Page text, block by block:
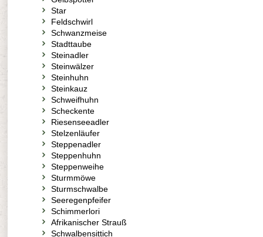
Star
Feldschwirl
Schwanzmeise
Stadttaube
Steinadler
Steinwälzer
Steinhuhn
Steinkauz
Schweifhuhn
Scheckente
Riesenseeadler
Stelzenläufer
Steppenadler
Steppenhuhn
Steppenweihe
Sturmmöwe
Sturmschwalbe
Seeregenpfeifer
Schimmerlori
Afrikanischer Strauß
Schwalbensittich